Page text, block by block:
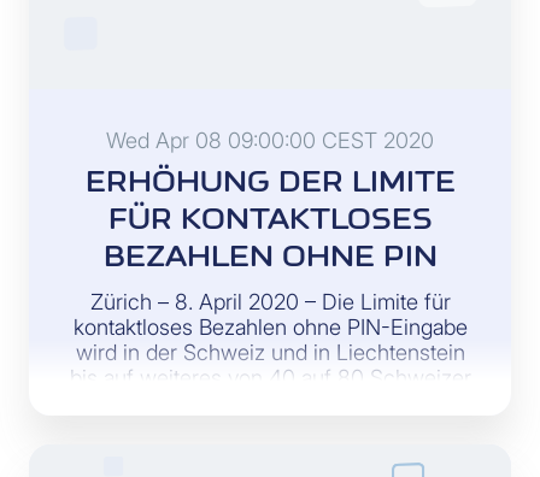
Wed Apr 08 09:00:00 CEST 2020
ERHÖHUNG DER LIMITE
FÜR KONTAKTLOSES
BEZAHLEN OHNE PIN
Zürich – 8. April 2020 – Die Limite für
kontaktloses Bezahlen ohne PIN-Eingabe
wird in der Schweiz und in Liechtenstein
bis auf weiteres von 40 auf 80 Schweizer